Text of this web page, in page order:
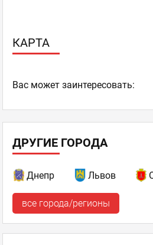
КАРТА
Ваc может заинтересовать:
ДРУГИЕ ГОРОДА
Днепр Львов
все города/регионы